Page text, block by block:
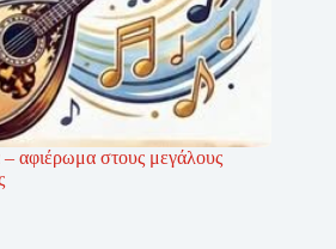
αφιέρωμα στους μεγάλους